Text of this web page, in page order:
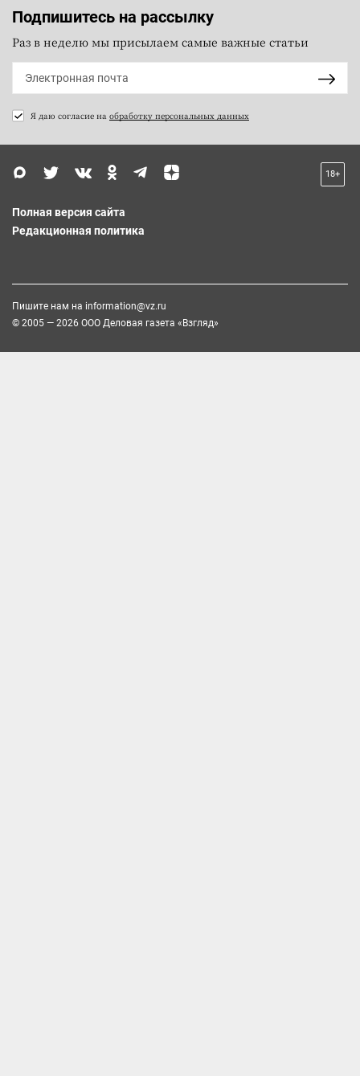
Подпишитесь на рассылку
Раз в неделю мы присылаем самые важные статьи
Я даю согласие на обработку персональных данных
18+
Полная версия сайта
Редакционная политика
Пишите нам на information@vz.ru
© 2005 — 2026 ООО Деловая газета «Взгляд»